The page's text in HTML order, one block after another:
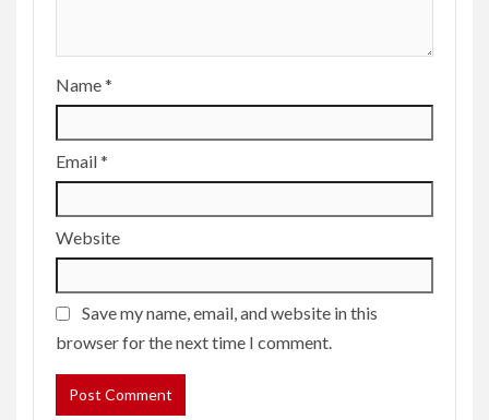
Name*
Email*
Website
Save my name, email, and website in this
browser for the next time I comment.